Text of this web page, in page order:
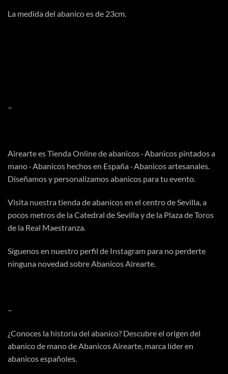
La medida del abanico es de 23cm.
–
Airearte esTienda Onlinede abanicos · Abanicos pintados a
mano · Abanicos hechos en España · Abanicos artesanales.
Diseñamos y personalizamos abanicos para tu evento.
Visita nuestra tienda de abanicos en el centro de Sevilla, a
pocos metros de la Catedral de Sevilla y de la Plaza de Toros
de la Real Maestranza.
Síguenos en nuestro perfil de Instagram para no perderte
ninguna novedad sobre Abanicos Airearte.
–
¿Conoces la historia del abanico? Descubre el origen del
abanico de mano de Abanicos Airearte, marca líder en
abanicos españoles.